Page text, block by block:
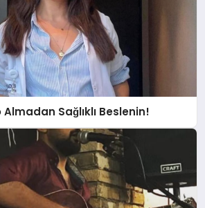
Sağlıklı Beslenin!